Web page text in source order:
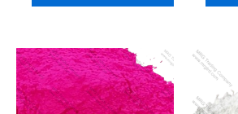
این
محصول
دارای